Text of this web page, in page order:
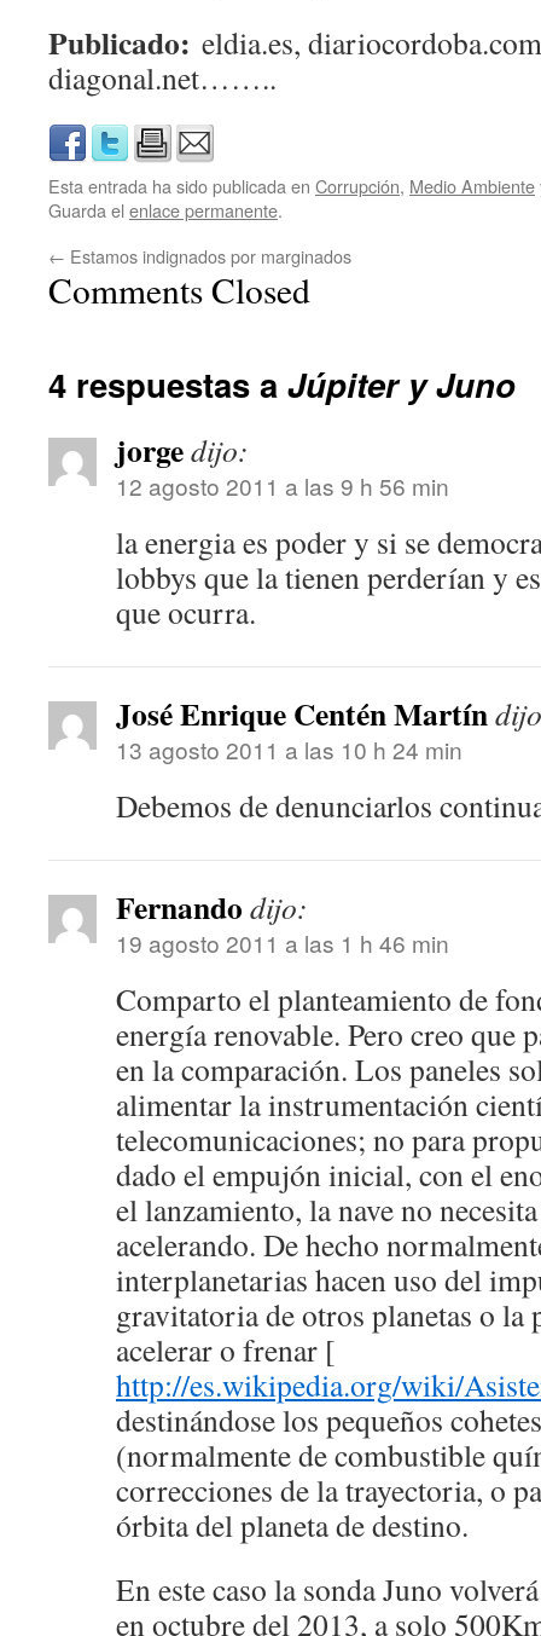
Publicado: eldia.es,
diagonal.net……..
Esta entrada ha sido publicada en Corrupción, Medio Ambiente
Guarda el enlace permanente.
← Estamos indignados por marginados
Comments Closed
4 respuestas a Júpiter y Juno
jorgedijo:
12 agosto 2011 a las 9 h 56 min
la energia es poder y si se
lobbys que la tienen perderían y
que ocurra.
José Enrique Centén Martín
13 agosto 2011 a las 10 h 24 min
Debemos de denunciarlos
Fernando dijo:
19 agosto 2011 a las 1 h 46 min
Comparto el planteamiento de
energía renovable. Pero creo que
en la comparación. Los paneles
alimentar la instrumentación
telecomunicaciones; no para
dado el empujón inicial, con el
el lanzamiento, la nave no
acelerando. De hecho
interplanetarias hacen uso del
gravitatoria de otros planetas o la
acelerar o frenar [
http://es.wikipedia.org/wiki/
destinándose los pequeños
(normalmente de combustible
correcciones de la trayectoria, o
órbita del planeta de destino.
En este caso la sonda Juno
en octubre del 2013, a solo